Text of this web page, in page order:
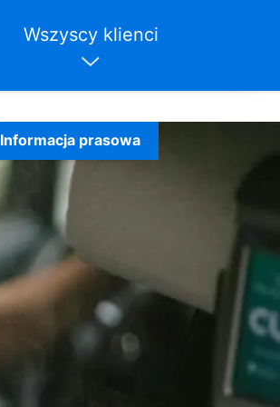
Wszyscy klienci
Informacja prasowa